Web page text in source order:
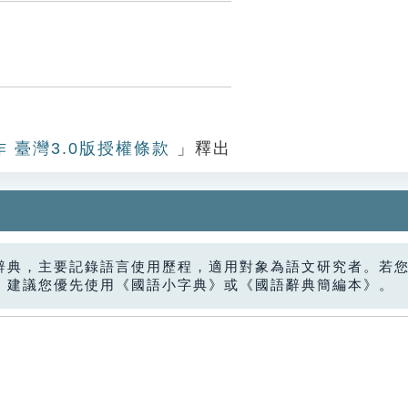
臺灣3.0版授權條款 」釋出
，主要記錄語言使用歷程，適用對象為語文研究者。若
議您優先使用《國語小字典》或《國語辭典簡編本》。